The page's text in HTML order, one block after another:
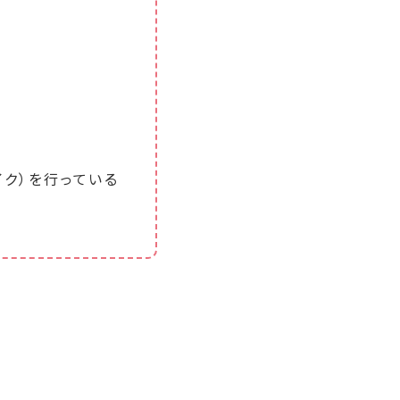
）を行っている